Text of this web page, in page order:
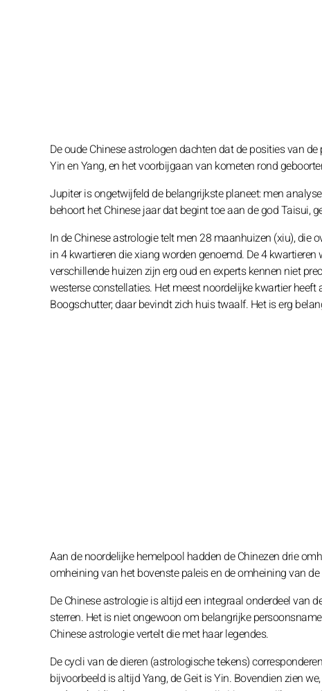
De oude Chinese astrologen dachten dat de posities van
Yin en Yang, en het voorbijgaan van kometen rond
Jupiter is ongetwijfeld de belangrijkste planeet: men
behoort het Chinese jaar dat begint toe aan de god Taisui,
In de Chinese astrologie telt men 28 maanhuizen (xiu), die
in 4 kwartieren die xiang worden genoemd. De 4
verschillende huizen zijn erg oud en experts kennen niet
westerse constellaties. Het meest noordelijke kwartier
Boogschutter; daar bevindt zich huis twaalf. Het is erg
Aan de noordelijke hemelpool hadden de Chinezen drie
omheining van het bovenste paleis en de omheining van
De Chinese astrologie is altijd een integraal onderdeel van
sterren. Het is niet ongewoon om belangrijke
Chinese astrologie vertelt die met haar legendes.
De cycli van de dieren (astrologische tekens)
bijvoorbeeld is altijd Yang, de Geit is Yin. Bovendien zien